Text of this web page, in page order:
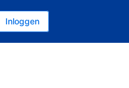
Inloggen